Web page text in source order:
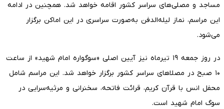
مساجد و مصلی‌های سراسر کشور اقامه خواهد شد. همچنین در ادامه
این مراسم، نماز لیله‌الدفن به‌صورت سراسری در این اماکن برگزار
می‌شود.
در روز جمعه ۱۹ تیرماه نیز آیین اصلی «سوگواره امام شهید» از ساعت
۱۰ صبح در مصلاهای سراسر کشور برگزار خواهد شد. این مراسم شامل
محفل انس با قرآن کریم، قرائت فاتحه، سخنرانی و مرثیه‌سرایی در
سوگ امام شهید است.